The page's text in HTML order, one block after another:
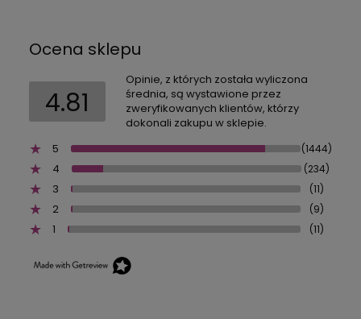
Ocena sklepu
4.81
Opinie, z których została wyliczona
średnia, są wystawione przez
zweryfikowanych klientów, którzy
dokonali zakupu w sklepie.
5
(1444)
4 (234)
3 (11)
2 (9)
1 (11)